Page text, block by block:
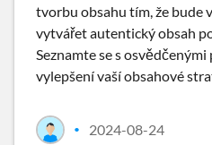
tvorbu obsahu tím, že bude
vytvářet autentický obsah
Seznamte se s
vylepšení vaší obsahové
• 2024-08-24